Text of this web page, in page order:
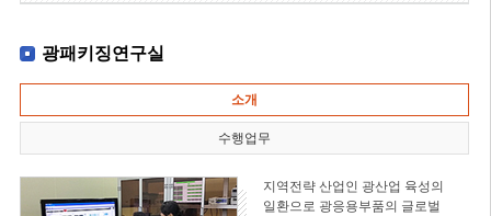
광패키징연구실
소개
수행업무
지역전략 산업인 광산업 육성의
일환으로 광응용부품의 글로벌